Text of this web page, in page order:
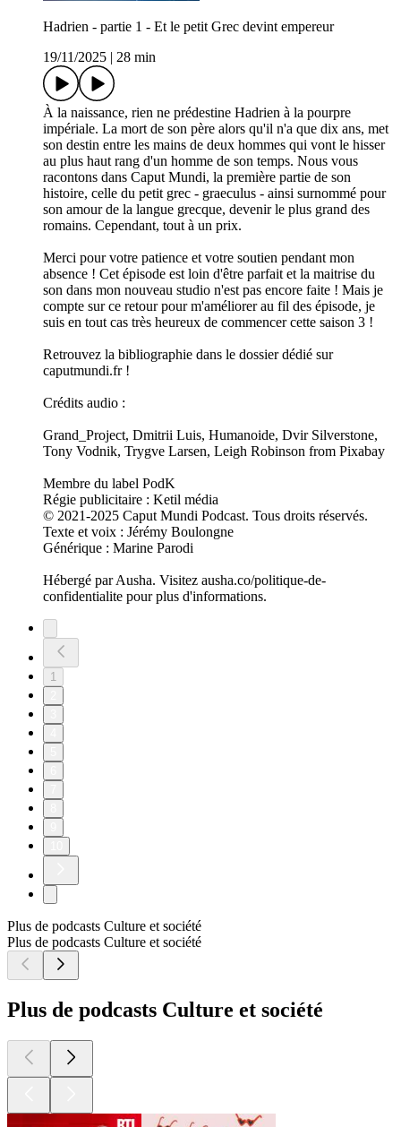
Hadrien - partie 1 - Et le petit Grec devint empereur
19/11/2025
28 min
À la naissance, rien ne prédestine Hadrien à la pourpre
impériale. La mort de son père alors qu'il n'a que dix ans, met
son destin entre les mains de deux hommes qui vont le hisser
au plus haut rang d'un homme de son temps. Nous vous
racontons dans Caput Mundi, la première partie de son
histoire, celle du petit grec - graeculus - ainsi surnommé pour
son amour de la langue grecque, devenir le plus grand des
romains. Cependant, tout à un prix.
Merci pour votre patience et votre soutien pendant mon
absence ! Cet épisode est loin d'être parfait et la maitrise du
son dans mon nouveau studio n'est pas encore faite ! Mais je
compte sur ce retour pour m'améliorer au fil des épisode, je
suis en tout cas très heureux de commencer cette saison 3 !
Retrouvez la bibliographie dans le dossier dédié sur
caputmundi.fr !
Crédits audio :
Grand_Project, Dmitrii Luis, Humanoide, Dvir Silverstone,
Tony Vodnik, Trygve Larsen, Leigh Robinson from Pixabay
Membre du label PodK
Régie publicitaire : Ketil média
© 2021-2025 Caput Mundi Podcast. Tous droits réservés.
Texte et voix : Jérémy Boulongne
Générique : Marine Parodi
Hébergé par Ausha. Visitez ausha.co/politique-de-
confidentialite pour plus d'informations.
1
Plus de podcasts Culture et société
Plus de podcasts Culture et société
Plus de podcasts Culture et société